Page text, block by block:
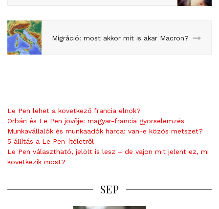
Migráció: most akkor mit is akar Macron?
Le Pen lehet a következő francia elnök?
Orbán és Le Pen jövője: magyar-francia gyorselemzés
Munkavállalók és munkaadók harca: van-e közös metszet?
5 állítás a Le Pen-ítéletről
Le Pen választható, jelölt is lesz – de vajon mit jelent ez, mi
következik most?
SEP